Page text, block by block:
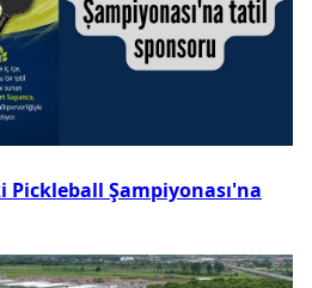
Pickleball Şampiyonası'na